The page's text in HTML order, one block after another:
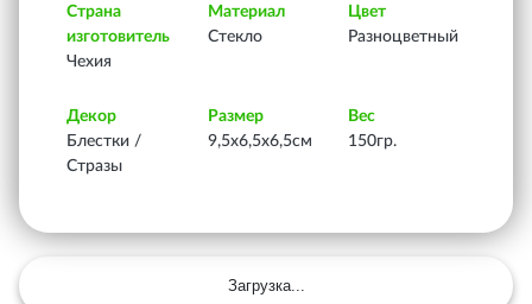
Страна
изготовитель
Чехия
Материал
Стекло
Цвет
Разноцветный
Декор
Блестки /
Стразы
Размер
9,5х6,5х6,5см
Вес
150гр.
Загрузка...